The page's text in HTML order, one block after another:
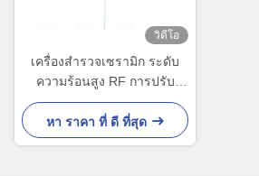
วิดีโอ
เครื่องสํารวจเซรามิก ระดับ
ความร้อนสูง RF การปรับ
ระดับการเข้า 500mm เครื่อง
ตรวจจับระดับ
หา ราคา ที่ ดี ที่สุด